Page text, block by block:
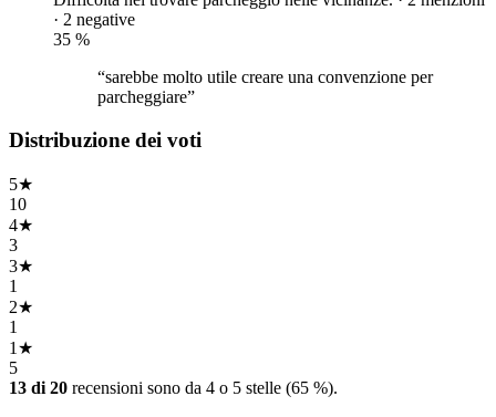
· 2 negative
35 %
“sarebbe molto utile creare una convenzione per
parcheggiare”
Distribuzione dei voti
5★
10
4★
3
3★
1
2★
1
1 ★
5
13 di 20 recensioni sono da 4 o 5 stelle (65 %).